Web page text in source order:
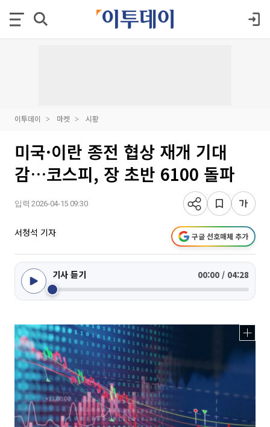
이투데이 마켓 시황
미국·이란 종전 협상 재개 기대
감…코스피, 장 초반 6100 돌파
입력 2026-04-15 09:30
서청석 기자 구글 선호매체 추가
기사 듣기 00:00 / 04:28